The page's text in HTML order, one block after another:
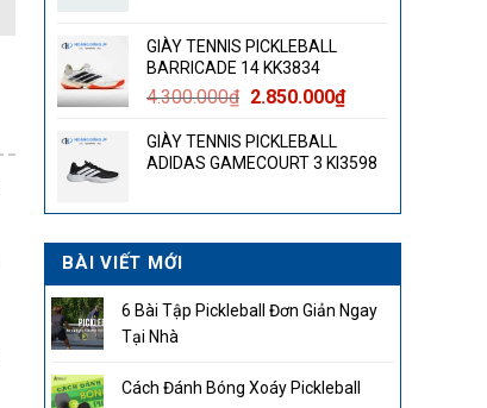
GIÀY TENNIS PICKLEBALL
BARRICADE 14 KK3834
4.300.000₫ Giá
là:
4.300.000₫.
2.850.000₫Giá
là:
GIÀY TENNIS PICKLEBALL
ADIDAS GAMECOURT 3 KI3598
BÀI VIẾT MỚI
6 Bài Tập Pickleball Đơn Giản Ngay
Tại Nhà
Cách Đánh Bóng Xoáy Pickleball